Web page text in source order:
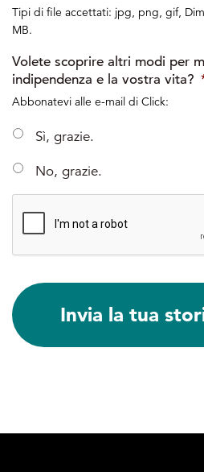
Tipi di file accettati: jpg, png, gif,
MB.
Volete scoprire altri modi per
indipendenza e la vostra vita?
Abbonatevi alle e-mail di Click:
Sì, grazie.
No, grazie.